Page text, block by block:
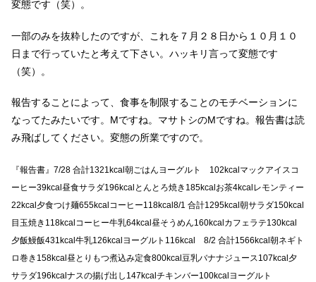
変態です（笑）。
一部のみを抜粋したのですが、これを７月２８日から１０月１０
日まで行っていたと考えて下さい。ハッキリ言って変態です
（笑）。
報告することによって、食事を制限することのモチベーションに
なってたみたいです。Mですね。マサトシのMですね。報告書は読
み飛ばしてください。変態の所業ですので。
『報告書』7/28 合計1321kcal朝ごはんヨーグルト 102kcalマックアイスコ
ーヒー39kcal昼食サラダ196kcalとんとろ焼き185kcalお茶4kcalレモンティー
22kcal夕食つけ麺655kcalコーヒー118kcal8/1 合計1295kcal朝サラダ150kcal
目玉焼き118kcalコーヒー牛乳64kcal昼そうめん160kcalカフェラテ130kcal
夕飯鰻飯431kcal牛乳126kcalヨーグルト116kcal 8/2 合計1566kcal朝ネギト
ロ巻き158kcal昼とりもつ煮込み定食800kcal豆乳バナナジュース107kcal夕
サラダ196kcalナスの揚げ出し147kcalチキンバー100kcalヨーグルト